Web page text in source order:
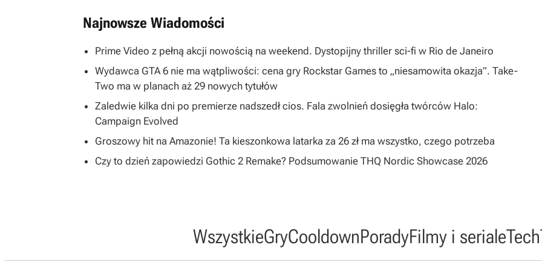
Najnowsze Wiadomości
Prime Video z pełną akcji nowością na weekend. Dystopijny thriller sci-fi w Rio de Janeiro
Wydawca GTA 6 nie ma wątpliwości: cena gry Rockstar Games to „niesamowita okazja”. Take-
Two ma w planach aż 29 nowych tytułów
Zaledwie kilka dni po premierze nadszedł cios. Fala zwolnień dosięgła twórców Halo:
Campaign Evolved
Groszowy hit na Amazonie! Ta kieszonkowa latarka za 26 zł ma wszystko, czego potrzeba
Czy to dzień zapowiedzi Gothic 2 Remake? Podsumowanie THQ Nordic Showcase 2026
WszystkieGryCooldownPoradyFilmy i serialeTech